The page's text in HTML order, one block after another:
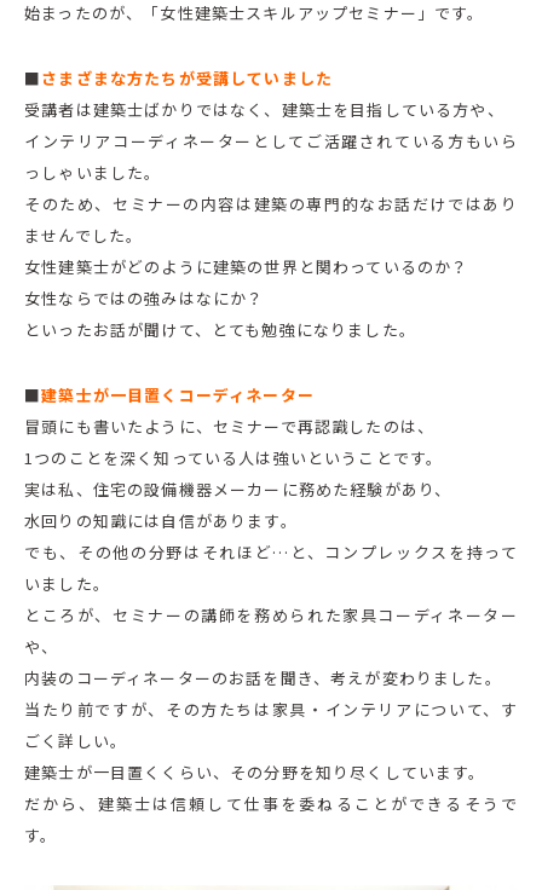
始まったのが、「女性建築士スキルアップセミナー」です。
■さまざまな方たちが受講していました
受講者は建築士ばかりではなく、建築士を目指している方や、
インテリアコーディネーターとしてご活躍されている方もいら
っしゃいました。
そのため、セミナーの内容は建築の専門的なお話だけではあり
ませんでした。
女性建築士がどのように建築の世界と関わっているのか？
女性ならではの強みはなにか？
といったお話が聞けて、とても勉強になりました。
■建築士が一目置くコーディネーター
冒頭にも書いたように、セミナーで再認識したのは、
1つのことを深く知っている人は強いということです。
実は私、住宅の設備機器メーカーに務めた経験があり、
水回りの知識には自信があります。
でも、その他の分野はそれほど…と、コンプレックスを持って
いました。
ところが、セミナーの講師を務められた家具コーディネーター
や、
内装のコーディネーターのお話を聞き、考えが変わりました。
当たり前ですが、その方たちは家具・インテリアについて、す
ごく詳しい。
建築士が一目置くくらい、その分野を知り尽くしています。
だから、建築士は信頼して仕事を委ねることができるそうで
す。